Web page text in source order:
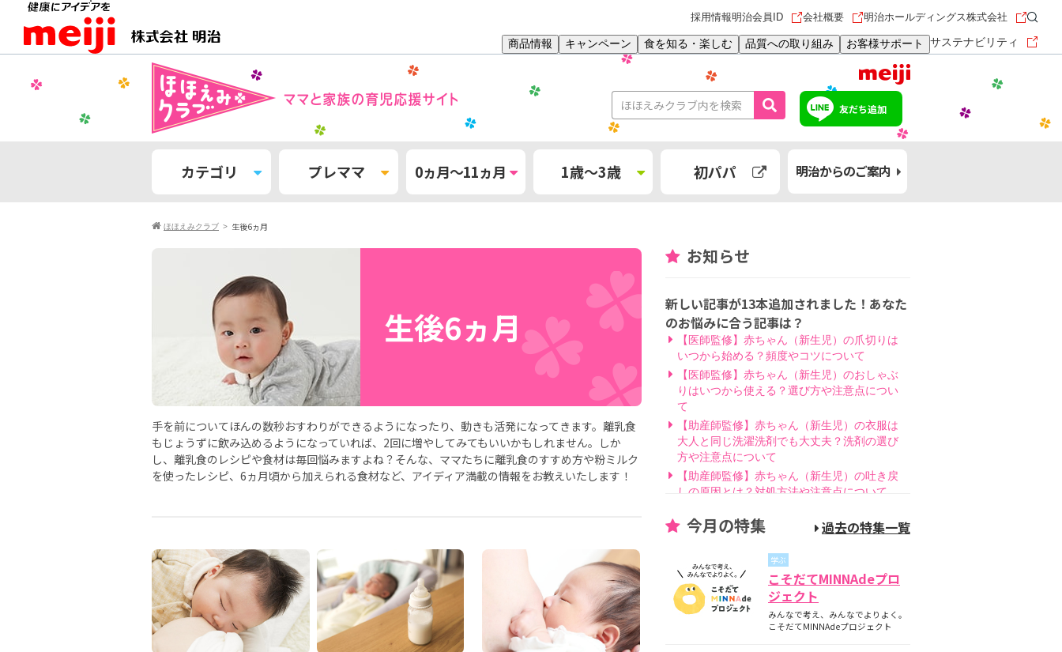
商品情報 キャンペーン 食を知る・楽しむ 品質への取り組み お客様サポート サステナビリティ
採用情報明治会員ID 会社概要 明治ホールディングス株式会社
友だち追加
カテゴリ プレママ 0ヵ月～11ヵ月 1歳～3歳 初パパ 明治からのご案内
ほほえみクラブ 生後6ヵ月
生後6ヵ月
手を前についてほんの数秒おすわりができるようになったり、動きも活発になってきます。離乳食
もじょうずに飲み込めるようになっていれば、2回に増やしてみてもいいかもしれません。しか
し、離乳食のレシピや食材は毎回悩みますよね？そんな、ママたちに離乳食のすすめ方や粉ミルク
を使ったレシピ、6ヵ月頃から加えられる食材など、アイディア満載の情報をお教えいたします！
お知らせ
新しい記事が13本追加されました！あなた
のお悩みに合う記事は？
【医師監修】赤ちゃん（新生児）の爪切りは
いつから始める？頻度やコツについて
【医師監修】赤ちゃん（新生児）のおしゃぶ
りはいつから使える？選び方や注意点につい
て
【助産師監修】赤ちゃん（新生児）の衣服は
大人と同じ洗濯洗剤でも大丈夫？洗剤の選び
方や注意点について
【助産師監修】赤ちゃん（新生児）の吐き戻
しの原因とは？対処方法や注意点について
げ方とは？授乳方法やポイントについて
要？煮沸・電子レンジの違いも紹介
【医師監修】新生児の成長曲線とは？成長曲
線を下回るときの対策について
【医師監修】赤ちゃん（新生児）が便秘？原
因と家庭でできる解消方法、受診の目安につ
今月の特集 過去の特集一覧
学ぶ
こそだてMINNAdeプロ
ジェクト
みんなで考え、みんなでよりよく。
こそだてMINNAdeプロジェクト